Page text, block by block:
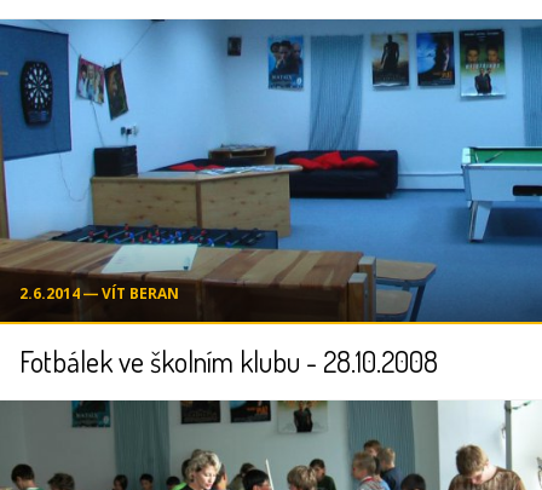
2.6.2014 ― VÍT BERAN
Fotbálek ve školním klubu - 28.10.2008